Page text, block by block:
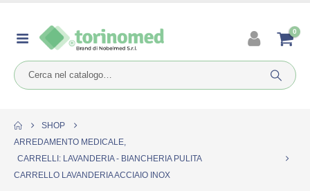
0
SHOP
ARREDAMENTO MEDICALE,
CARRELLI: LAVANDERIA - BIANCHERIA PULITA
CARRELLO LAVANDERIA ACCIAIO INOX